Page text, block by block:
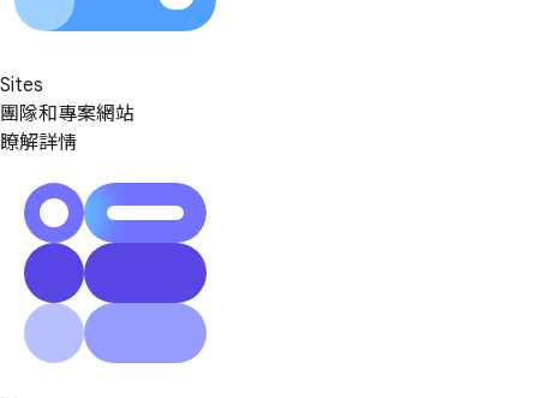
Sites
團隊和專案網站
瞭解詳情